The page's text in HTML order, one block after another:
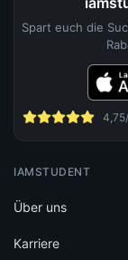
Spart euch die
IAMSTUDENT
Über uns
Karriere